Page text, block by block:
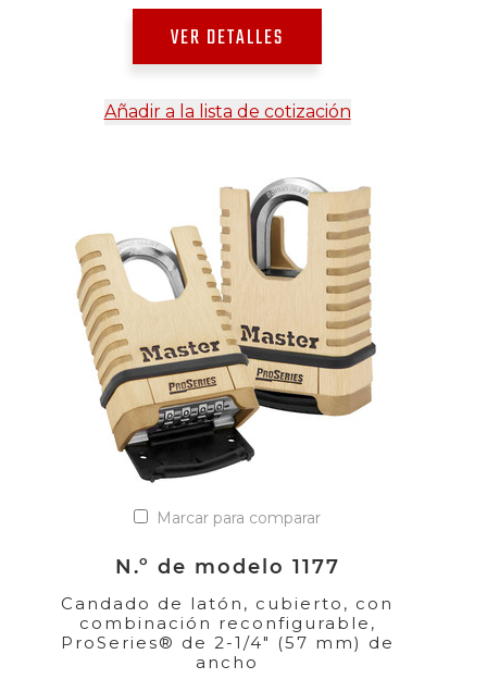
VER DETALLES
Añadir a la lista de cotización
Marcar para comparar
N.º de modelo 1177
Candado de latón, cubierto, con
combinación reconfigurable,
ProSeries® de 2-1/4" (57 mm) de
ancho